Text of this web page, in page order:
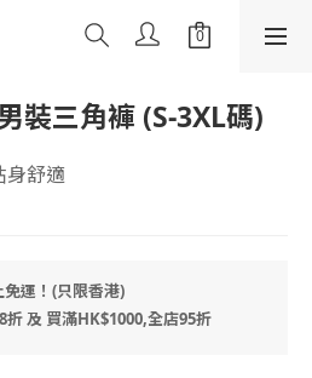
裝三角褲 (S-3XL碼)
身舒適
運！(只限香港)
及 買滿HK$1000,全店95折